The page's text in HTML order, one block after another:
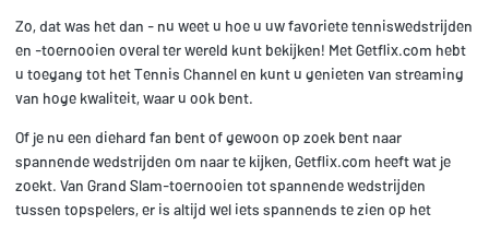
Zo, dat was het dan - nu weet u hoe u uw favoriete tenniswedstrijden
en -toernooien overal ter wereld kunt bekijken! Met Getflix.com hebt
u toegang tot het Tennis Channel en kunt u genieten van streaming
van hoge kwaliteit, waar u ook bent.
Of je nu een diehard fan bent of gewoon op zoek bent naar
spannende wedstrijden om naar te kijken, Getflix.com heeft wat je
zoekt. Van Grand Slam-toernooien tot spannende wedstrijden
tussen topspelers, er is altijd wel iets spannends te zien op het